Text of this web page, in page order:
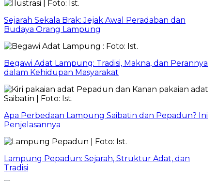
Sejarah Sekala Brak: Jejak Awal Peradaban dan
Budaya Orang Lampung
Begawi Adat Lampung: Tradisi, Makna, dan Perannya
dalam Kehidupan Masyarakat
Apa Perbedaan Lampung Saibatin dan Pepadun? Ini
Penjelasannya
Lampung Pepadun: Sejarah, Struktur Adat, dan
Tradisi